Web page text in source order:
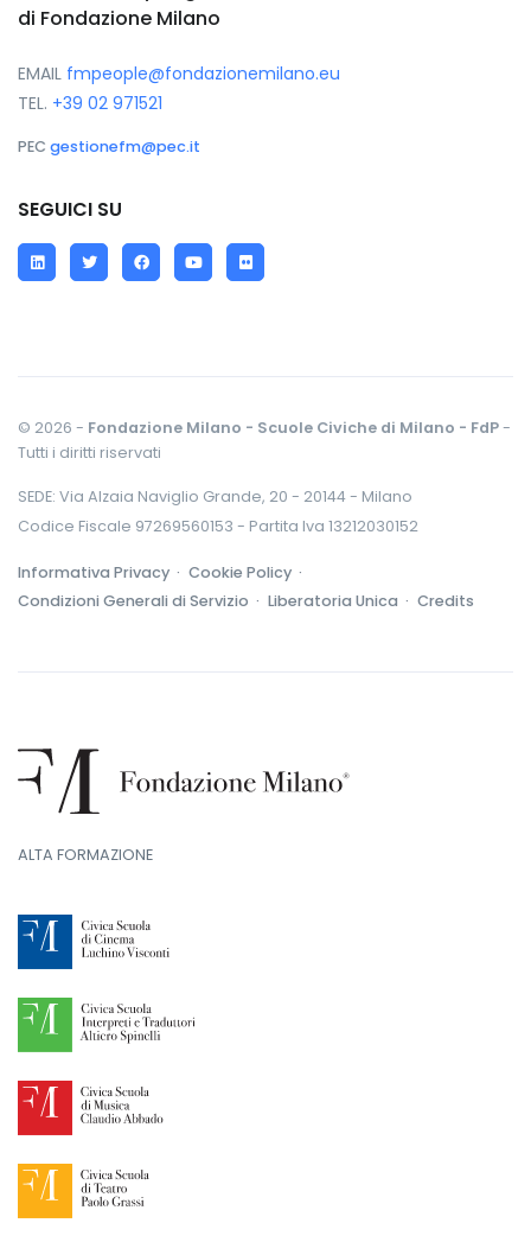
di Fondazione Milano
EMAIL fmpeople@fondazionemilano.eu
TEL. +39 02 971521
PEC gestionefm@pec.it
SEGUICI SU
LinkedInTwitterFacebookYouTube
Flickr
© 2026 - Fondazione Milano - Scuole Civiche di Milano - FdP-
Tutti i diritti riservati
SEDE: Via Alzaia Naviglio Grande, 20 - 20144 - Milano
Codice Fiscale 97269560153 - Partita Iva 13212030152
Informativa Privacy · Cookie Policy ·
Condizioni Generali di Servizio · Liberatoria Unica · Credits
ALTA FORMAZIONE